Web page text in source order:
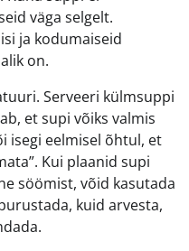
väga selgelt.
ja kodumaiseid
on.
Serveeri külmsuppi
et supi võiks valmis
isegi eelmisel õhtul, et
Kui plaanid supi
söömist, võid kasutada
kuid arvesta,